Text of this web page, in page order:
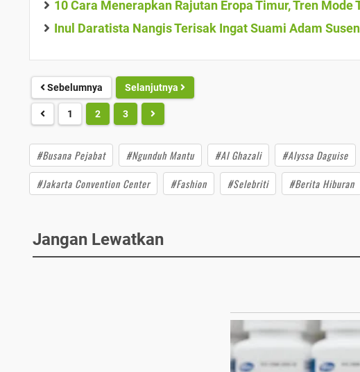
10 Cara Menerapkan Rajutan Eropa Timur, Tren
Inul Daratista Nangis Terisak Ingat Suami Adam
Sebelumnya Selanjutnya
1 2 3
#Busana Pejabat #Ngunduh Mantu #Al Ghazali #Alyssa Daguise
#Jakarta Convention Center
#Fashion #Selebriti #Berita Hiburan
Jangan Lewatkan